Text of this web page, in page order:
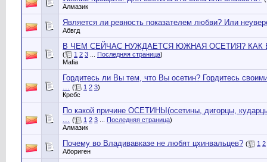
Алмазик
Является ли ревность показателем любви? Или
Абвгд
В ЧЕМ СЕЙЧАС НУЖДАЕТСЯ ЮЖНАЯ ОСЕТИЯ?
( 1 2 3 Последняя страница)
Mafia
Гордитесь ли Вы тем, что Вы осетин? Гордитесь
... ( 1 2 3)
Кребс
По какой причине ОСЕТИНЫ(осетины, дигорцы,
... ( 1 2 3 Последняя страница)
Алмазик
Почему во Владивавказе не любят цхинвальцев? ( 1 2
Абориген